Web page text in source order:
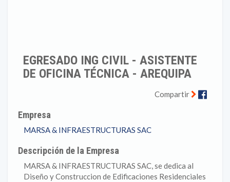
EGRESADO ING CIVIL - ASISTENTE
DE OFICINA TÉCNICA - AREQUIPA
Compartir
Empresa
MARSA & INFRAESTRUCTURAS SAC
Descripción de la Empresa
MARSA & INFRAESTRUCTURAS SAC, se dedica al
Diseño y Construccion de Edificaciones Residenciales